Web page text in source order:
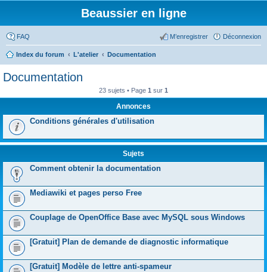
Beaussier en ligne
FAQ Déconnexion
M’enregistrer
Index du forum L'atelier Documentation
Documentation
23 sujets • Page 1 sur 1
Annonces
Conditions générales d'utilisation
Sujets
Comment obtenir la documentation
Mediawiki et pages perso Free
Couplage de OpenOffice Base avec MySQL sous Windows
[Gratuit] Plan de demande de diagnostic informatique
[Gratuit] Modèle de lettre anti-spameur